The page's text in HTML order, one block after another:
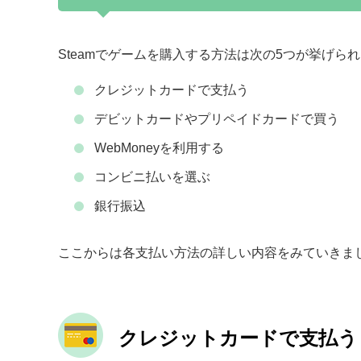
Steamでゲームを購入する方法は次の5つが挙げられ
クレジットカードで支払う
デビットカードやプリペイドカードで買う
WebMoneyを利用する
コンビニ払いを選ぶ
銀行振込
ここからは各支払い方法の詳しい内容をみていきま
クレジットカードで支払う